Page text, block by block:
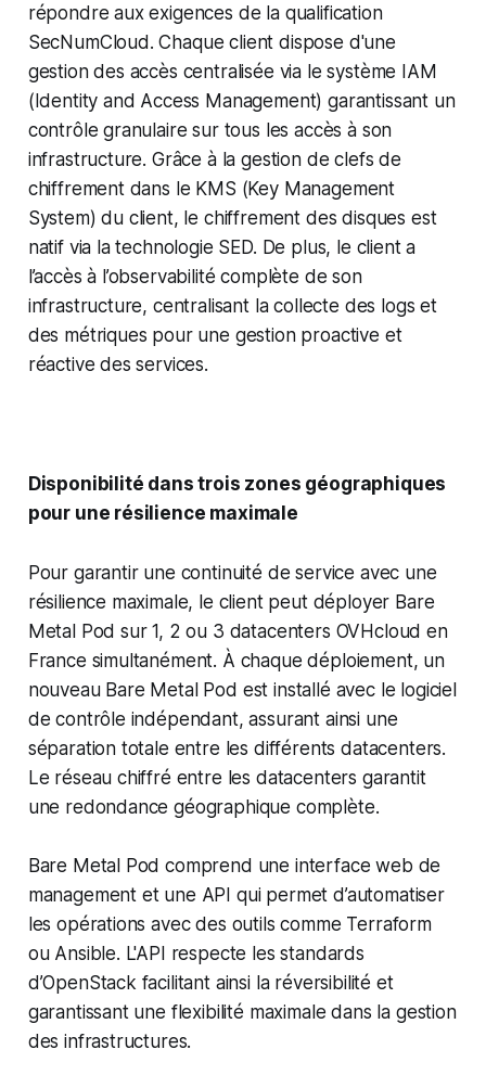
répondre aux exigences de la qualification
SecNumCloud. Chaque client dispose d'une
gestion des accès centralisée via le système IAM
(Identity and Access Management) garantissant un
contrôle granulaire sur tous les accès à son
infrastructure. Grâce à la gestion de clefs de
chiffrement dans le KMS (Key Management
System) du client, le chiffrement des disques est
natif via la technologie SED. De plus, le client a
l’accès à l’observabilité complète de son
infrastructure, centralisant la collecte des logs et
des métriques pour une gestion proactive et
réactive des services.
Disponibilité dans trois zones géographiques
pour une résilience maximale
Pour garantir une continuité de service avec une
résilience maximale, le client peut déployer Bare
Metal Pod sur 1, 2 ou 3 datacenters OVHcloud en
France simultanément. À chaque déploiement, un
nouveau Bare Metal Pod est installé avec le logiciel
de contrôle indépendant, assurant ainsi une
séparation totale entre les différents datacenters.
Le réseau chiffré entre les datacenters garantit
une redondance géographique complète.
Bare Metal Pod comprend une interface web de
management et une API qui permet d’automatiser
les opérations avec des outils comme Terraform
ou Ansible. L'API respecte les standards
d’OpenStack facilitant ainsi la réversibilité et
garantissant une flexibilité maximale dans la gestion
des infrastructures.